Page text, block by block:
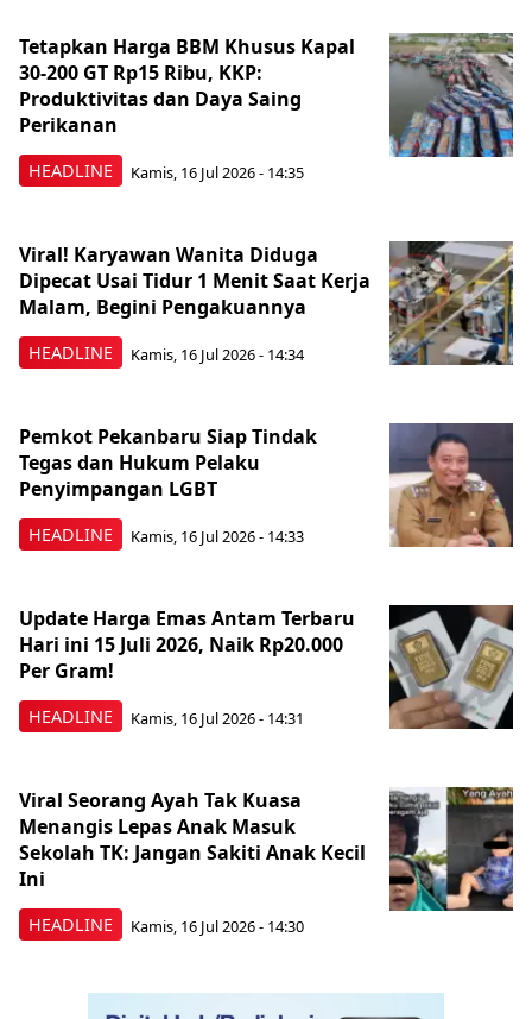
HEADLINE
Tetapkan Harga BBM Khusus Kapal
30-200 GT Rp15 Ribu, KKP:
Produktivitas dan Daya Saing
Perikanan
Kamis, 16 Jul 2026 - 14:35
HEADLINE
Viral! Karyawan Wanita Diduga
Dipecat Usai Tidur 1 Menit Saat Kerja
Malam, Begini Pengakuannya
Kamis, 16 Jul 2026 - 14:34
HEADLINE
Pemkot Pekanbaru Siap Tindak
Tegas dan Hukum Pelaku
Penyimpangan LGBT
Kamis, 16 Jul 2026 - 14:33
HEADLINE
Update Harga Emas Antam Terbaru
Hari ini 15 Juli 2026, Naik Rp20.000
Per Gram!
Kamis, 16 Jul 2026 - 14:31
HEADLINE
Viral Seorang Ayah Tak Kuasa
Menangis Lepas Anak Masuk
Sekolah TK: Jangan Sakiti Anak Kecil
Ini
Kamis, 16 Jul 2026 - 14:30